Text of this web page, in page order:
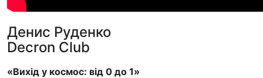
Денис Руденко
Decron Club
«Вихід у космос: від 0 до 1»